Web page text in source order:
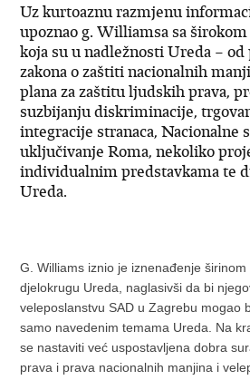
Uz kurtoaznu razmjenu
upoznao g. Williamsa sa
koja su u nadležnosti Ureda –
zakona o zaštiti nacionalnih
plana za zaštitu ljudskih prava,
suzbijanju diskriminacije,
integracije stranaca, Nacionalne
uključivanje Roma, nekoliko
individualnim predstavkama te
Ureda.
G. Williams iznio je iznenađenje
djelokrugu Ureda, naglasivši da bi
veleposlanstvu SAD u Zagrebu mogao
samo navedenim temama Ureda. Na
se nastaviti već uspostavljena dobra
prava i prava nacionalnih manjina i